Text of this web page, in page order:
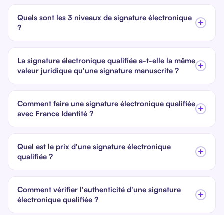
Quels sont les 3 niveaux de signature électronique
?
La signature électronique qualifiée a-t-elle la même
valeur juridique qu'une signature manuscrite ?
Comment faire une signature électronique qualifiée
avec France Identité ?
Quel est le prix d'une signature électronique
qualifiée ?
Comment vérifier l'authenticité d'une signature
électronique qualifiée ?